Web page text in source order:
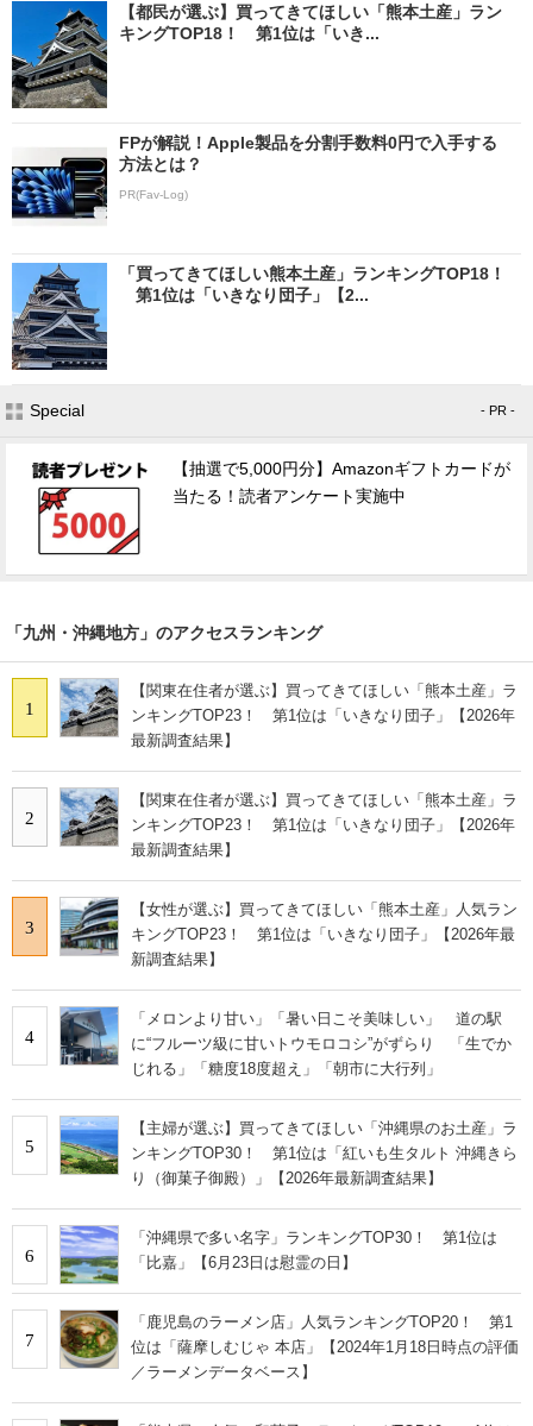
【都民が選ぶ】買ってきてほしい「熊本土産」ラン
キングTOP18！ 第1位は「いき...
FPが解説！Apple製品を分割手数料0円で入手する
方法とは？
PR(Fav-Log)
「買ってきてほしい熊本土産」ランキングTOP18！
第1位は「いきなり団子」【2...
Special - PR -
【抽選で5,000円分】Amazonギフトカードが
当たる！読者アンケート実施中
「九州・沖縄地方」のアクセスランキング
1
【関東在住者が選ぶ】買ってきてほしい「熊本土産」ラ
ンキングTOP23！ 第1位は「いきなり団子」【2026年
最新調査結果】
2
【関東在住者が選ぶ】買ってきてほしい「熊本土産」ラ
ンキングTOP23！ 第1位は「いきなり団子」【2026年
最新調査結果】
3
【女性が選ぶ】買ってきてほしい「熊本土産」人気ラン
キングTOP23！ 第1位は「いきなり団子」【2026年最
新調査結果】
4
「メロンより甘い」「暑い日こそ美味しい」 道の駅
に“フルーツ級に甘いトウモロコシ”がずらり 「生でか
じれる」「糖度18度超え」「朝市に大行列」
5
【主婦が選ぶ】買ってきてほしい「沖縄県のお土産」ラ
ンキングTOP30！ 第1位は「紅いも生タルト 沖縄きら
り（御菓子御殿）」【2026年最新調査結果】
6
「沖縄県で多い名字」ランキングTOP30！ 第1位は
「比嘉」【6月23日は慰霊の日】
7
「鹿児島のラーメン店」人気ランキングTOP20！ 第1
位は「薩摩しむじゃ 本店」【2024年1月18日時点の評価
／ラーメンデータベース】